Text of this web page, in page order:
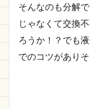
そんなのも分解
じゃなくて交換
ろうか！？でも
でのコツがあり